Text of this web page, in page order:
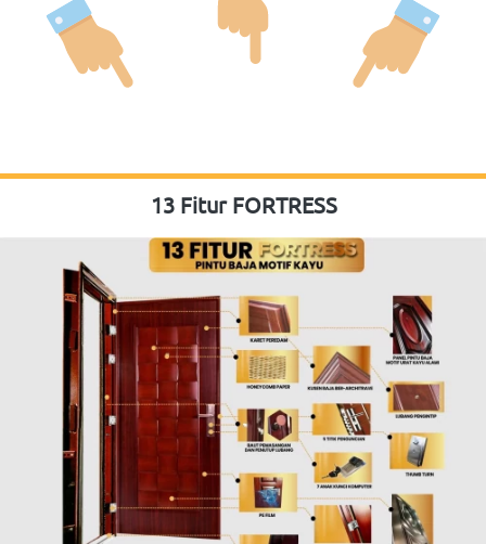
13 Fitur FORTRESS